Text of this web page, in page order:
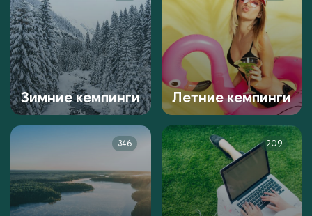
Зимние кемпинги Летние кемпинги
346 209